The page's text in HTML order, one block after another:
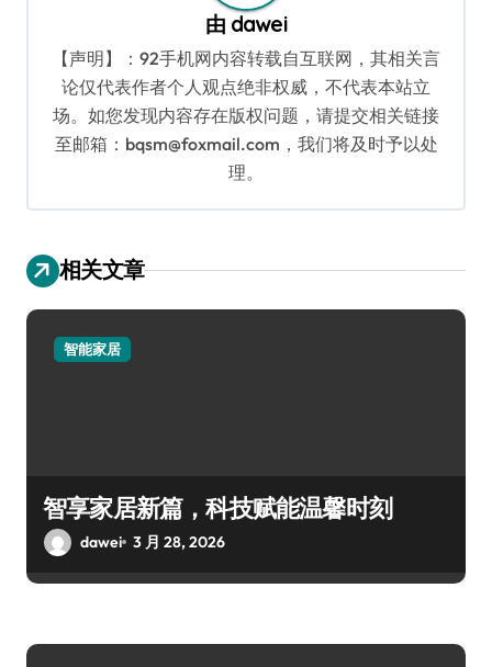
由 dawei
【声明】：92手机网内容转载自互联网，其相关言
论仅代表作者个人观点绝非权威，不代表本站立
场。如您发现内容存在版权问题，请提交相关链接
至邮箱：bqsm@foxmail.com，我们将及时予以处
理。
相关文章
智能家居
智享家居新篇，科技赋能温馨时刻
dawei 3 月 28, 2026